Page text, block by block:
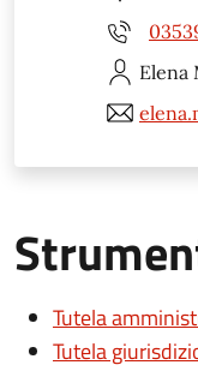
Elena
Tutela
Tutela